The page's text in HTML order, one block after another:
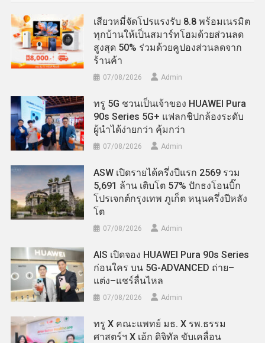
เสียวหมี่จัดโปรแรงรับ 8.8 พร้อมเนรมิต
ทุกบ้านให้เป็นสมาร์ทโฮมด้วยส่วนลด
สูงสุด 50% ร่วมด้วยคูปองส่วนลดจาก
ร้านค้า
07/08/2026 Admin
ทรู 5G ชวนเป็นเจ้าของ HUAWEI Pura
90s Series 5G+ แฟลกชิปกล้องระดับ
ผู้นำได้ง่ายกว่า คุ้มกว่า
07/08/2026 Admin
ASW เปิดรายได้ครึ่งปีแรก 2569 รวม
5,691 ล้าน เติบโต 57% ปักธงโอนบิ๊ก
โปรเจกต์กรุงเทพ ภูเก็ต หนุนครึ่งปีหลัง
โต
07/08/2026 Admin
AIS เปิดจอง HUAWEI Pura 90s Series
ก่อนใคร บน 5G-ADVANCED ถ่าย–
แต่ง–แชร์ลื่นไหล
07/08/2026 Admin
ทรู X คณะแพทย์ มธ. X รพ.ธรรม
ศาสตร์ฯ X เอ้ก ดิจิทัล ขับเคลื่อน